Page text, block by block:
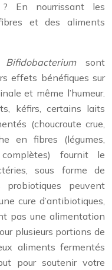
En nourrissant les
et des aliments
Bifidobacteriumsont
effets bénéfiques sur
et même l’humeur.
kéfirs, certains laits
(choucroute crue,
en fibres (légumes,
complètes) fournit le
sous forme de
probiotiques peuvent
cure d’antibiotiques,
pas une alimentation
plusieurs portions de
aliments fermentés
pour soutenir votre